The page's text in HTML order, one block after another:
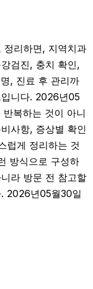
리하면, 지역치과
검진, 충치 확인,
, 진료 후 관리까
니다. 2026년05
복하는 것이 아니
사항, 증상별 확인
럽게 정리하는 것
방식으로 구성하
라 방문 전 참고할
2026년05월30일